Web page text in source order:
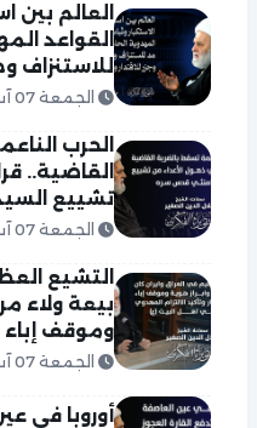
العالم بين
القواعد
للاستنزاف
الجمعة 07 آب 2026
الحرب
القاضية..
تشييع
الجمعة 07 آب 2026
التشيع
بيعة ولاء
وموقف إباء
الجمعة 07 آب 2026
أوروبا في